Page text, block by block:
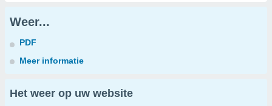
Weer...
PDF
Meer informatie
Het weer op uw website